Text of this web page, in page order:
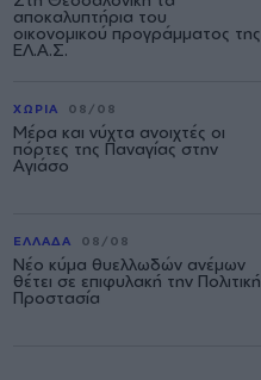
αποκαλυπτήρια του
οικονομικού προγράμματος της
ΕΛ.Α.Σ.
ΧΩΡΙΑ 08/08
Μέρα και νύχτα ανοιχτές οι
πόρτες της Παναγίας στην
Αγιάσο
ΕΛΛΑΔΑ 08/08
Νέο κύμα θυελλωδών ανέμων
θέτει σε επιφυλακή την Πολιτική
Προστασία